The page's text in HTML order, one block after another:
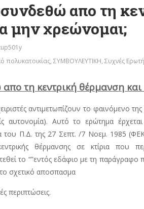
απο τη
μην χρεώνομαι;
πολυκατοικίας, ΣΥΜΒΟΥΛΕΥΤΙΚΗ, Συχνές
τη κεντρική θέρμανση
αντιμετωπίζουν το φαινόμενο
αυτονομία). Αυτό το ερώτημα
του Π.Δ. της 27 Σεπτ. /7 Νοεμ. 1985
θέρμανσης σε κτίρια που
το “”εντός εδάφιο με τη
σχετικό αποσπασμα
περιπτώσεις.